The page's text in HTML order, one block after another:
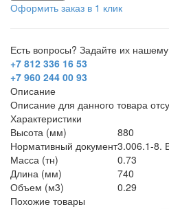
Оформить заказ в 1 клик
Есть вопросы? Задайте их
+7 812 336 16 53
+7 960 244 00 93
Описание
Описание для данного товара
Характеристики
Высота (мм)
880
Нормативный документ3.006.1-8.
Масса (тн)
0.73
Длина (мм)
740
Объем (м3)
0.29
Похожие товары